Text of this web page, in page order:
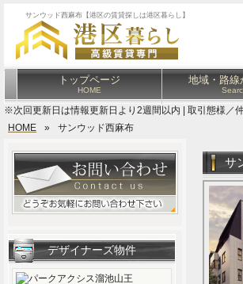
サンウッド西麻布【港区の賃貸探しは港区暮らし】
トップページ
HOME
地域・路線
※次回更新日は情報更新日より2週間以内 | 取引態様／
HOME
» サンウッド西麻布
サ
デザイナーズ物件